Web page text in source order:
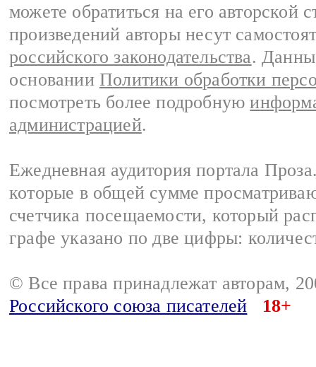
можете обратиться на его авторской
произведений авторы несут
российского законодательства.
основании Политики обработки
посмотреть более подробную
администрацией.
Ежедневная аудитория портала
которые в общей сумме
счетчика посещаемости, который
графе указано по две цифры:
© Все права принадлежат авторам,
Российского союза писателей
18+